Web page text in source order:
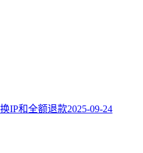
IP和全额退款2025-09-24